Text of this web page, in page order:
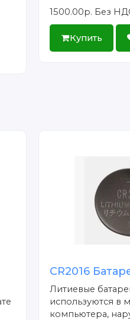
1500.00р. Без
Купить
CR2016
Литиевые
используются в
компьютера,